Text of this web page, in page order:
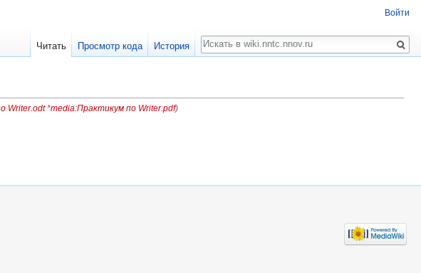
Writer.odt*media:Практикум по Writer.pdf)
Войти
Читать Просмотр кода История
Поиск